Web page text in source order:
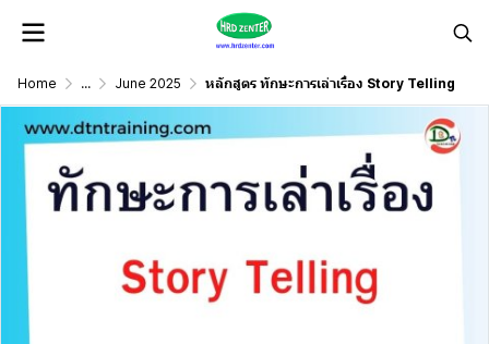
Home ... June 2025 หลักสูตร ทักษะการเล่าเรื่อง Story Telling